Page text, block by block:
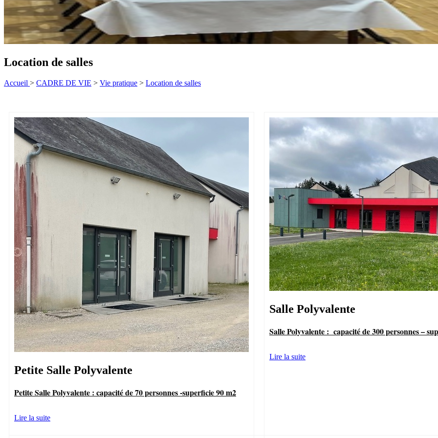
Location de salles
Accueil > CADRE DE VIE > Vie pratique > Location de salles
Petite Salle Polyvalente
Petite Salle Polyvalente : capacité de 70 personnes -superficie 90 m2
Lire la suite
Salle Polyvalente
Salle Polyvalente : capacité de 300 personnes –
Lire la suite